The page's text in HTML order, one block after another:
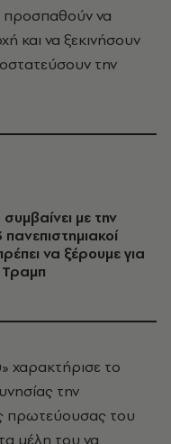
προσπαθούν να
και να ξεκινήσουν
την
με την
να ξέρουμε για
χαρακτήρισε το
την
πρωτεύουσας του
μέλη του να